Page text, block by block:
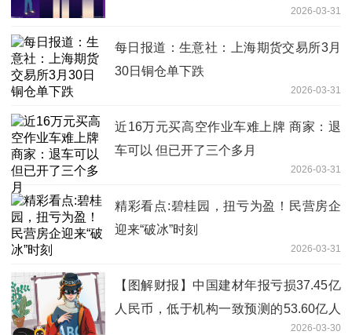
短信，交警：系提醒，建议到场核实2026-03-31
每日报道：生意社：上海期货交易所3月
30日铜仓单下跌
2026-03-31
近16万元买高空作业车难上牌 商家：退
车可以 但已开了三个多月
2026-03-31
精彩看点:碧桂园，扭亏为盈！民营房企
迎来“破冰”时刻
2026-03-31
【图解财报】中国建材年报亏损37.45亿
人民币，低于机构一致预测的53.60亿人
2026-03-30